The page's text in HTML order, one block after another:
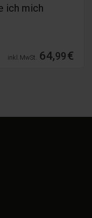
ich mich
inkl. MwSt. 64,99€